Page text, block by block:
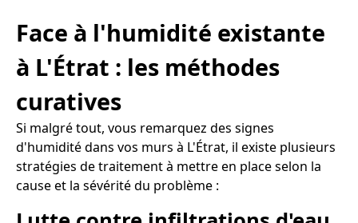
Face à l'humidité existante
à L'Étrat : les méthodes
curatives
Si malgré tout, vous remarquez des signes
d'humidité dans vos murs à L'Étrat, il existe plusieurs
stratégies de traitement à mettre en place selon la
cause et la sévérité du problème :